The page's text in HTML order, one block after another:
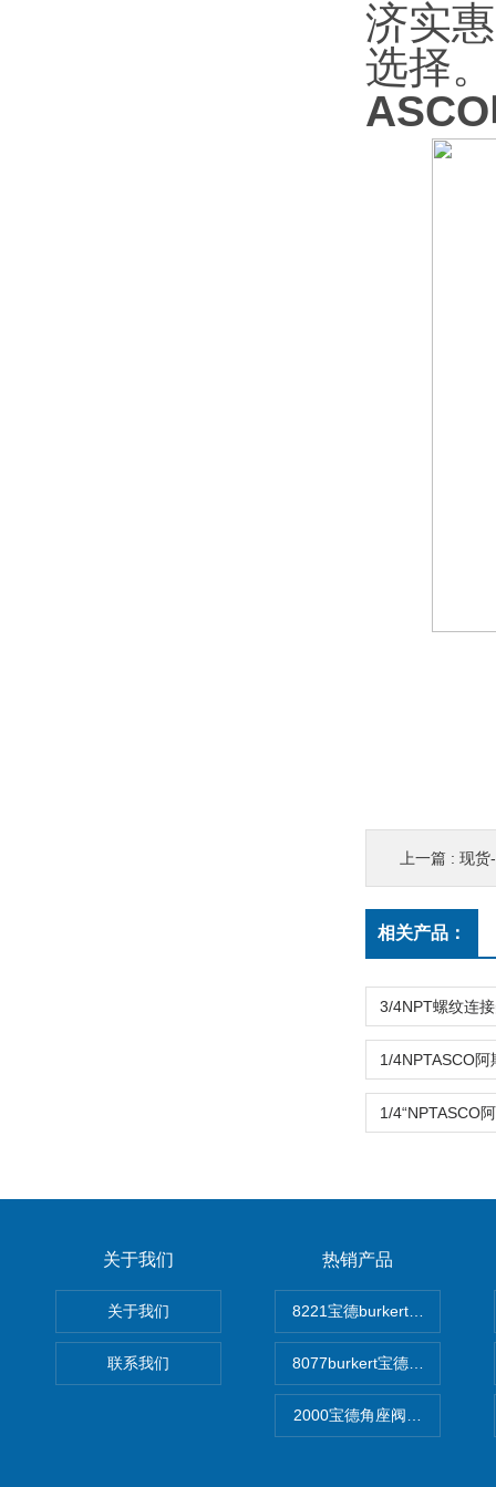
济实
选择。
上一篇 : 现货-
相关产品：
关于我们
关于我们
联系我们
热销产品
8221宝德burkert电导率探头
8077burkert宝德椭圆齿轮脉
2000宝德角座阀德国宝帝